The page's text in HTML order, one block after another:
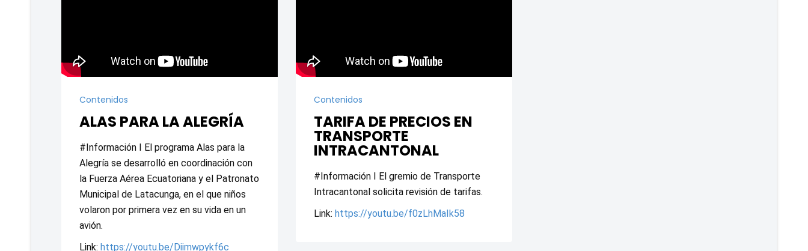
Contenidos
ALAS PARA LA ALEGRÍA
#Información I El programa Alas para la
Alegría se desarrolló en coordinación con
la Fuerza Aérea Ecuatoriana y el Patronato
Municipal de Latacunga, en el que niños
volaron por primera vez en su vida en un
avión.
Link: https://youtu.be/Diimwpykf6c
Contenidos
TARIFA DE PRECIOS EN
TRANSPORTE
INTRACANTONAL
#Información I El gremio de Transporte
Intracantonal solicita revisión de tarifas.
Link: https://youtu.be/f0zLhMaIk58